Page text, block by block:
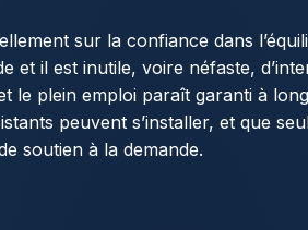
sur la confiance dans
et il est inutile, voire néfaste,
le plein emploi paraît garanti à
peuvent s’installer, et que
soutien à la demande.